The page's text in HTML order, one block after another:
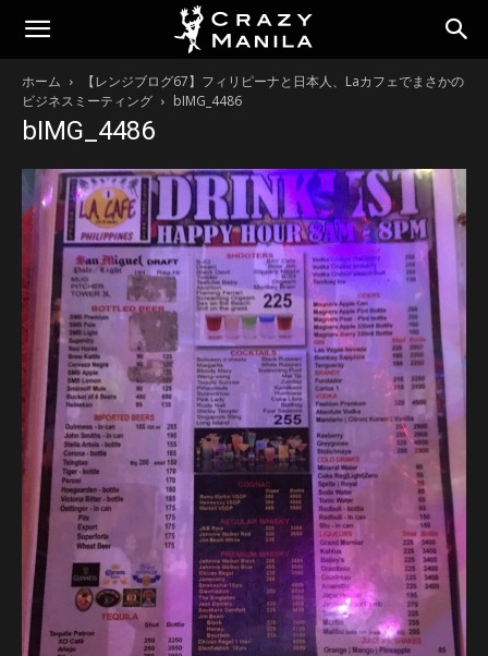
ホーム
【レンジブログ67】フィリピーナと日本人、Laカフェでまさかの
ビジネスミーティング
bIMG_4486
bIMG_4486